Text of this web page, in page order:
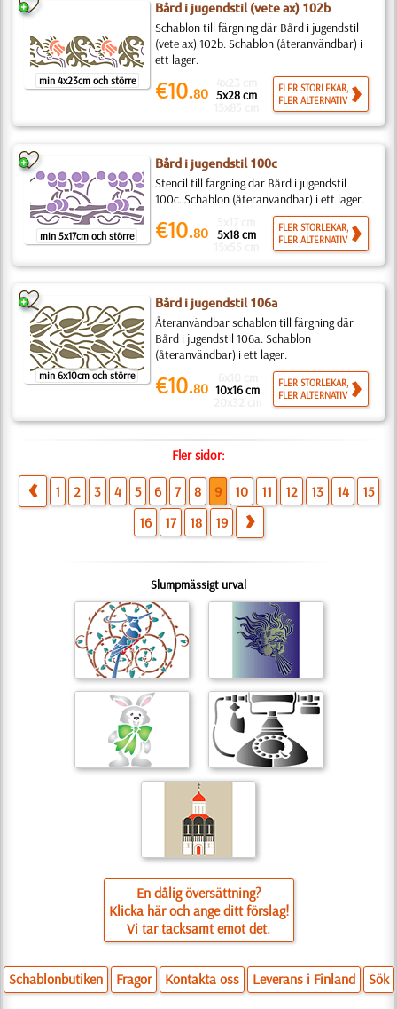
min 4x23cm och större
Bård i jugendstil (vete ax) 102b
Schablon till färgning där Bård i jugendstil
(vete ax) 102b. Schablon (återanvändbar) i
ett lager.
€10.80 5x28 cm
FLER STORLEKAR,
FLER ALTERNATIV
min 5x17cm och större
Bård i jugendstil 100c
Stencil till färgning där Bård i jugendstil
100c. Schablon (återanvändbar) i ett lager.
€10.80 5x18 cm
FLER STORLEKAR,
FLER ALTERNATIV
min 6x10cm och större
Bård i jugendstil 106a
Återanvändbar schablon till färgning där
Bård i jugendstil 106a. Schablon
(återanvändbar) i ett lager.
€10.80 10x16 cm
FLER STORLEKAR,
FLER ALTERNATIV
Fler sidor:
1 2 3 4 5 6 7 8 9 10 11 12 13 14
15
16
17 18 19
Slumpmässigt urval
En dålig översättning?
Klicka här och ange ditt förslag!
Vi tar tacksamt emot det.
Schablonbutiken Fragor Kontakta oss Leverans i Finland Sök